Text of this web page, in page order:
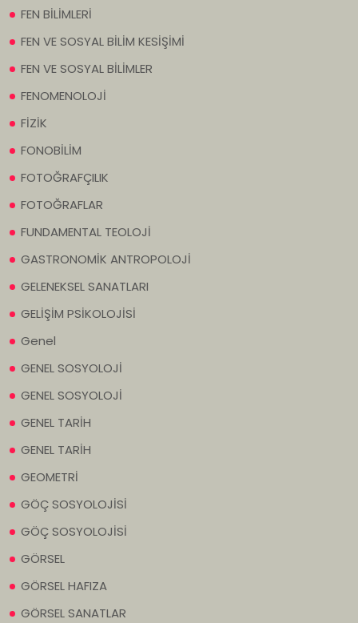
FEN BİLİMLERİ
FEN VE SOSYAL BİLİM KESİŞİMİ
FEN VE SOSYAL BİLİMLER
FENOMENOLOJİ
FİZİK
FONOBİLİM
FOTOĞRAFÇILIK
FOTOĞRAFLAR
FUNDAMENTAL TEOLOJİ
GASTRONOMİK ANTROPOLOJİ
GELENEKSEL SANATLARI
GELİŞİM PSİKOLOJİSİ
Genel
GENEL SOSYOLOJİ
GENEL SOSYOLOJİ
GENEL TARİH
GENEL TARİH
GEOMETRİ
GÖÇ SOSYOLOJİSİ
GÖÇ SOSYOLOJİSİ
GÖRSEL
GÖRSEL HAFIZA
GÖRSEL SANATLAR